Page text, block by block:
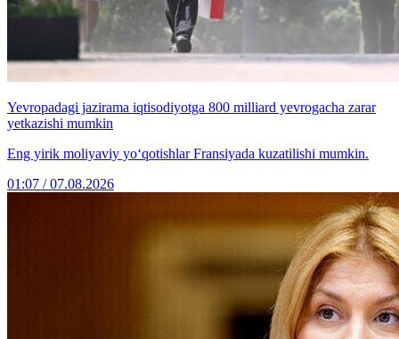
Yevropadagi jazirama iqtisodiyotga 800 milliard yevrogacha zarar
yetkazishi mumkin
Eng yirik moliyaviy yo‘qotishlar Fransiyada kuzatilishi mumkin.
01:07 / 07.08.2026